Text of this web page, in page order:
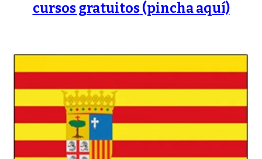
cursos gratuitos(pincha aquí)